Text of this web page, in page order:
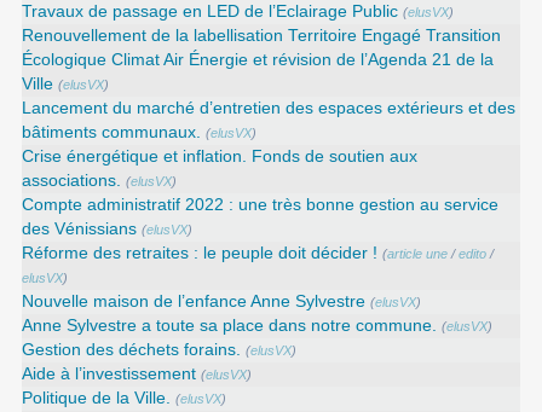
Travaux de passage en LED de l’Eclairage Public (elusVX)
Renouvellement de la labellisation Territoire Engagé Transition
Écologique Climat Air Énergie et révision de l’Agenda 21 de la
Ville (elusVX)
Lancement du marché d’entretien des espaces extérieurs et des
bâtiments communaux. (elusVX)
Crise énergétique et inflation. Fonds de soutien aux
associations. (elusVX)
Compte administratif 2022 : une très bonne gestion au service
des Vénissians (elusVX)
Réforme des retraites : le peuple doit décider ! (article une /edito /
elusVX)
Nouvelle maison de l’enfance Anne Sylvestre (elusVX)
Anne Sylvestre a toute sa place dans notre commune. (elusVX)
Gestion des déchets forains. (elusVX)
Aide à l’investissement (elusVX)
Politique de la Ville. (elusVX)